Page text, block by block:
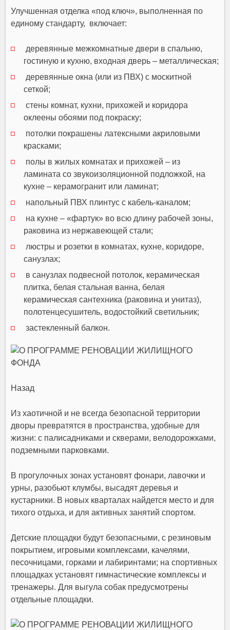
Улучшенная отделка «под ключ», выполненная по
единому стандарту, включает:
деревянные межкомнатные двери в спальню,
гостиную и кухню, входная дверь – металлическая;
деревянные окна (или из ПВХ) с москитной
сеткой;
стены комнат, кухни, прихожей и коридора
оклеены обоями под покраску;
потолки покрашены латексными акриловыми
красками;
полы в жилых комнатах и прихожей – из
ламината со звукоизоляционной подложкой, на
кухне – керамогранит или ламинат;
напольный ПВХ плинтус с кабель-каналом;
на кухне – «фартук» во всю длину рабочей зоны,
раковина из нержавеющей стали;
люстры и розетки в комнатах, кухне, коридоре,
санузлах;
в санузлах подвесной потолок, керамическая
плитка, белая стальная ванна, белая
керамическая сантехника (раковина и унитаз),
полотенцесушитель, водостойкий светильник;
застекленный балкон.
Назад
Из хаотичной и не всегда безопасной территории
дворы превратятся в пространства, удобные для
жизни: с палисадниками и скверами, велодорожками,
подземными парковками.
В прогулочных зонах установят фонари, лавочки и
урны, разобьют клумбы, высадят деревья и
кустарники. В новых кварталах найдется место и для
тихого отдыха, и для активных занятий спортом.
Детские площадки будут безопасными, с резиновым
покрытием, игровыми комплексами, качелями,
песочницами, горками и лабиринтами; на спортивных
площадках установят гимнастические комплексы и
тренажеры. Для выгула собак предусмотрены
отдельные площадки.